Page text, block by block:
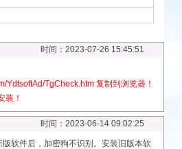
时间：2023-07-26 15:45:51
YdtsoftAd/TgCheck.htm 复制到浏览器！
装！
时间：2023-06-14 09:02:25
软件后，加密狗不识别。安装旧版本软